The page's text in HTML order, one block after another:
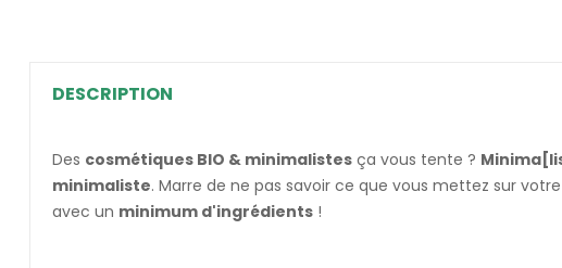
DESCRIPTION
Des cosmétiques BIO & minimalistes ça vous tente ?
minimaliste. Marre de ne pas savoir ce que vous mettez sur
avec un minimum d'ingrédients !